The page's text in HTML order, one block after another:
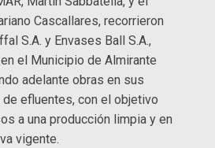
Cascallares, recorrieron
S.A. y Envases Ball S.A.,
el Municipio de Almirante
adelante obras en sus
efluentes, con el objetivo
a una producción limpia y en
vigente.